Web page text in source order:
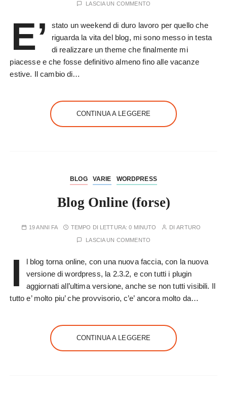
LASCIA UN COMMENTO
E’
stato un weekend di duro lavoro per quello che
riguarda la vita del blog, mi sono messo in testa
di realizzare un theme che finalmente mi
piacesse e che fosse definitivo almeno fino alle vacanze
estive. Il cambio di…
CONTINUA A LEGGERE
BLOG VARIE WORDPRESS
Blog Online (forse)
19 ANNI FA TEMPO DI LETTURA:0 MINUTO DIARTURO
LASCIA UN COMMENTO
I
l blog torna online, con una nuova faccia, con la nuova
versione di wordpress, la 2.3.2, e con tutti i plugin
aggiornati all’ultima versione, anche se non tutti visibili. Il
tutto e’ molto piu’ che provvisorio, c’e’ ancora molto da…
CONTINUA A LEGGERE